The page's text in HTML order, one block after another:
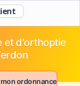
et d'orthoptie
ordonnance